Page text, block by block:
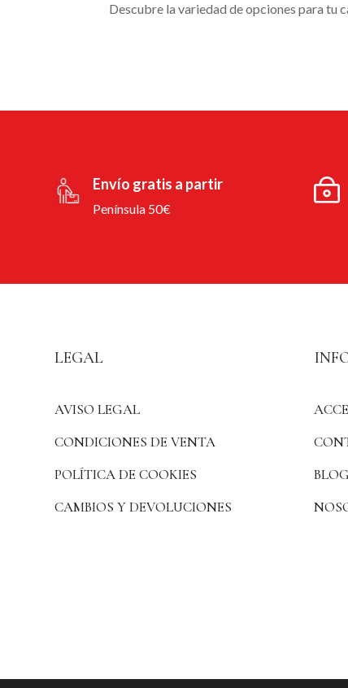
Descubre la variedad de opciones para tu
Envío gratis a partir
Península 50€
LEGAL
AVISO LEGAL
CONDICIONES DE VENTA
POLÍTICA DE COOKIES
CAMBIOS Y DEVOLUCIONES
BLOG